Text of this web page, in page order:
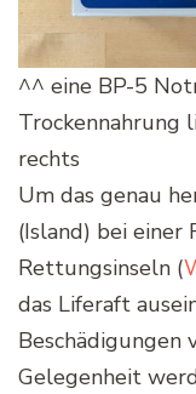
^^ eine BP-5
Trockennahrung
rechts
Um das genau
(Island) bei einer
Rettungsinseln (
das Liferaft
Beschädigungen
Gelegenheit